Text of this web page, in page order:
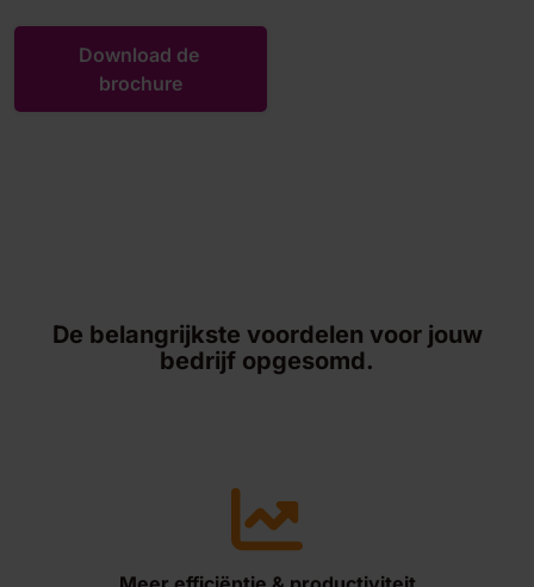
De belangrijkste voordelen voor jouw
bedrijf opgesomd.